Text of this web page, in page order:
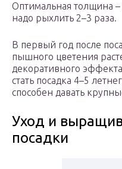
Оптимальная толщина
надо рыхлить 2–3 раза.
В первый год после
пышного цветения
декоративного
стать посадка 4–5
способен давать
Уход и
посадки